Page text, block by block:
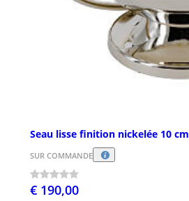
Seau lisse finition nickelée 10 cm
SUR COMMANDE
€ 190,00